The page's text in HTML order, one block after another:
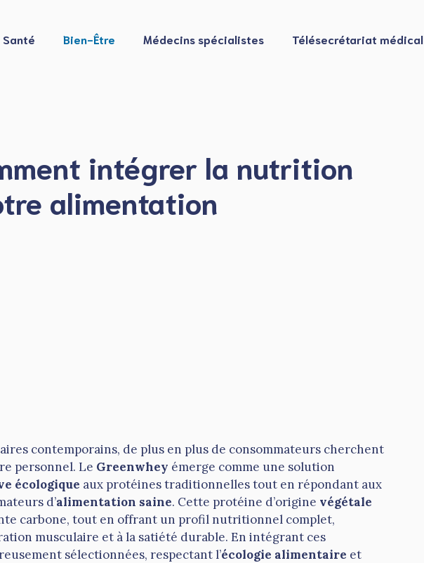
Santé Bien-Être Médecins spécialistes Télésecrétariat médical
intégrer la nutrition
alimentation
contemporains, de plus en plus de consommateurs cherchent
personnel. Le Greenwhey émerge comme une solution
écologique aux protéines traditionnelles tout en répondant aux
d’alimentation saine. Cette protéine d’origine végétale
carbone, tout en offrant un profil nutritionnel complet,
musculaire et à la satiété durable. En intégrant ces
sélectionnées, respectant l’écologie alimentaire et